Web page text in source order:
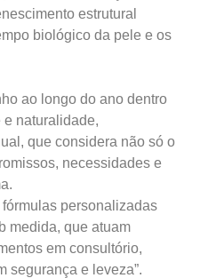
estrutural
biológico da pele e os
ao longo do ano dentro
naturalidade,
que considera não só o
necessidades e
personalizadas
medida, que atuam
em consultório,
segurança e leveza”.